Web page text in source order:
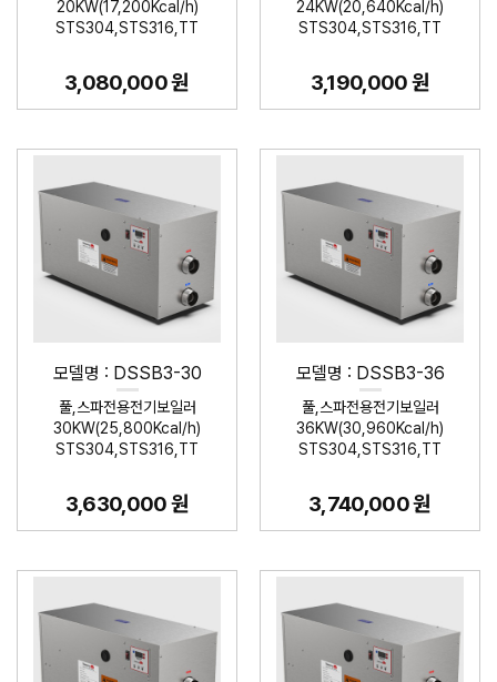
20KW(17,200Kcal/h)
STS304,STS316,TT
3,080,000 원
24KW(20,640Kcal/h)
STS304,STS316,TT
3,190,000 원
모델명 : DSSB3-30
풀,스파전용전기보일러
30KW(25,800Kcal/h)
STS304,STS316,TT
3,630,000 원
모델명 : DSSB3-36
풀,스파전용전기보일러
36KW(30,960Kcal/h)
STS304,STS316,TT
3,740,000 원